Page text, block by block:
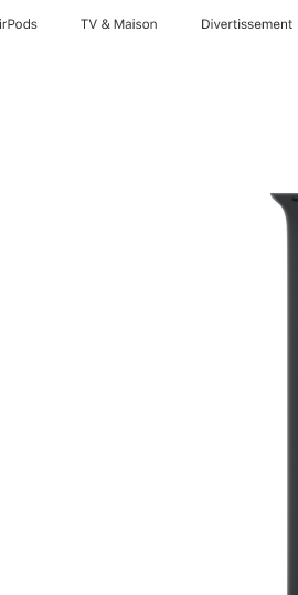
TV & Maison Divertissements